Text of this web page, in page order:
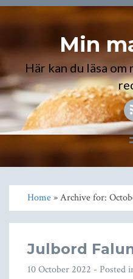
Min
Här kan du läsa
Home» Archive for:
Julbord
10 October 2022 - Posted